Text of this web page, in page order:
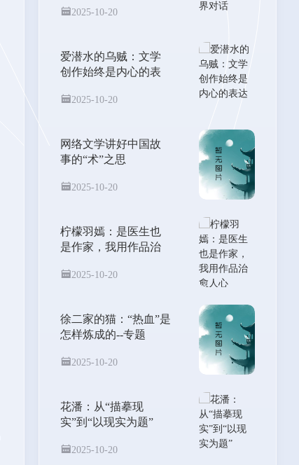
2025-10-20
爱潜水的乌贼：文学
创作始终是内心的表
2025-10-20
网络文学讲好中国故
事的“术”之思
2025-10-20
柠檬羽嫣：是医生也
是作家，我用作品治
2025-10-20
徐二家的猫：“热血”是
怎样炼成的--专题
2025-10-20
花潘：从“描摹现
实”到“以现实为题”
2025-10-20